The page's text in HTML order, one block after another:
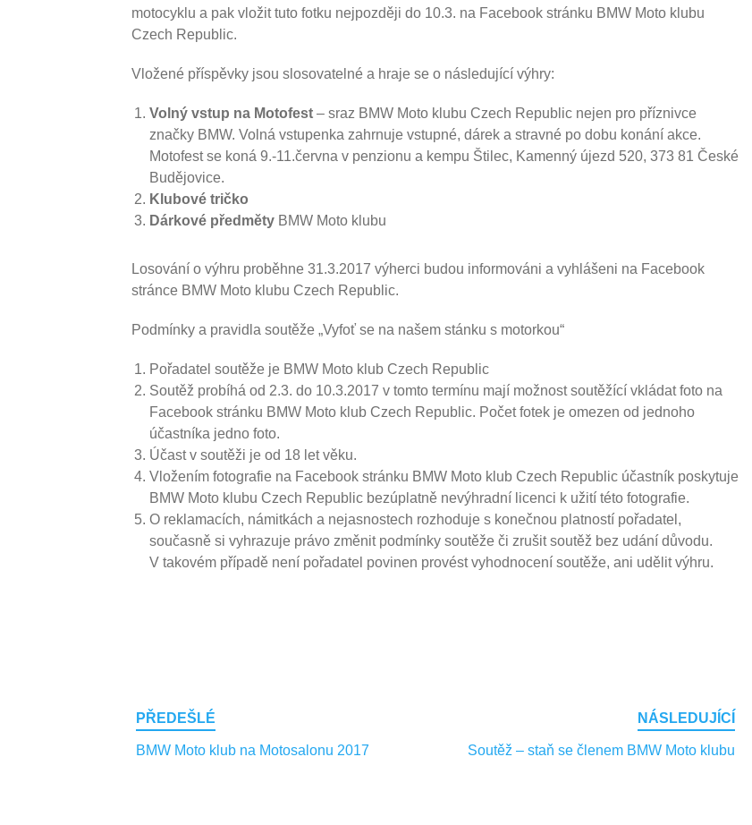
motocyklu a pak vložit tuto fotku nejpozději do 10.3. na Facebook stránku BMW Moto klubu
Czech Republic.
Vložené příspěvky jsou slosovatelné a hraje se o následující výhry:
Volný vstup na Motofest – sraz BMW Moto klubu Czech Republic nejen pro příznivce
značky BMW. Volná vstupenka zahrnuje vstupné, dárek a stravné po dobu konání akce.
Motofest se koná 9.-11.června v penzionu a kempu Štilec, Kamenný újezd 520, 373 81 České
Budějovice.
Klubové tričko
Dárkové předměty BMW Moto klubu
Losování o výhru proběhne 31.3.2017 výherci budou informováni a vyhlášeni na Facebook
stránce BMW Moto klubu Czech Republic.
Podmínky a pravidla soutěže „Vyfoť se na našem stánku s motorkou“
Pořadatel soutěže je BMW Moto klub Czech Republic
Soutěž probíhá od 2.3. do 10.3.2017 v tomto termínu mají možnost soutěžící vkládat foto na
Facebook stránku BMW Moto klub Czech Republic. Počet fotek je omezen od jednoho
účastníka jedno foto.
Účast v soutěži je od 18 let věku.
Vložením fotografie na Facebook stránku BMW Moto klub Czech Republic účastník poskytuje
BMW Moto klubu Czech Republic bezúplatně nevýhradní licenci k užití této fotografie.
O reklamacích, námitkách a nejasnostech rozhoduje s konečnou platností pořadatel,
současně si vyhrazuje právo změnit podmínky soutěže či zrušit soutěž bez udání důvodu.
V takovém případě není pořadatel povinen provést vyhodnocení soutěže, ani udělit výhru.
Post
navigation
PŘEDEŠLÉ
BMW Moto klub na Motosalonu 2017
NÁSLEDUJÍCÍ
Soutěž – staň se členem BMW Moto klubu